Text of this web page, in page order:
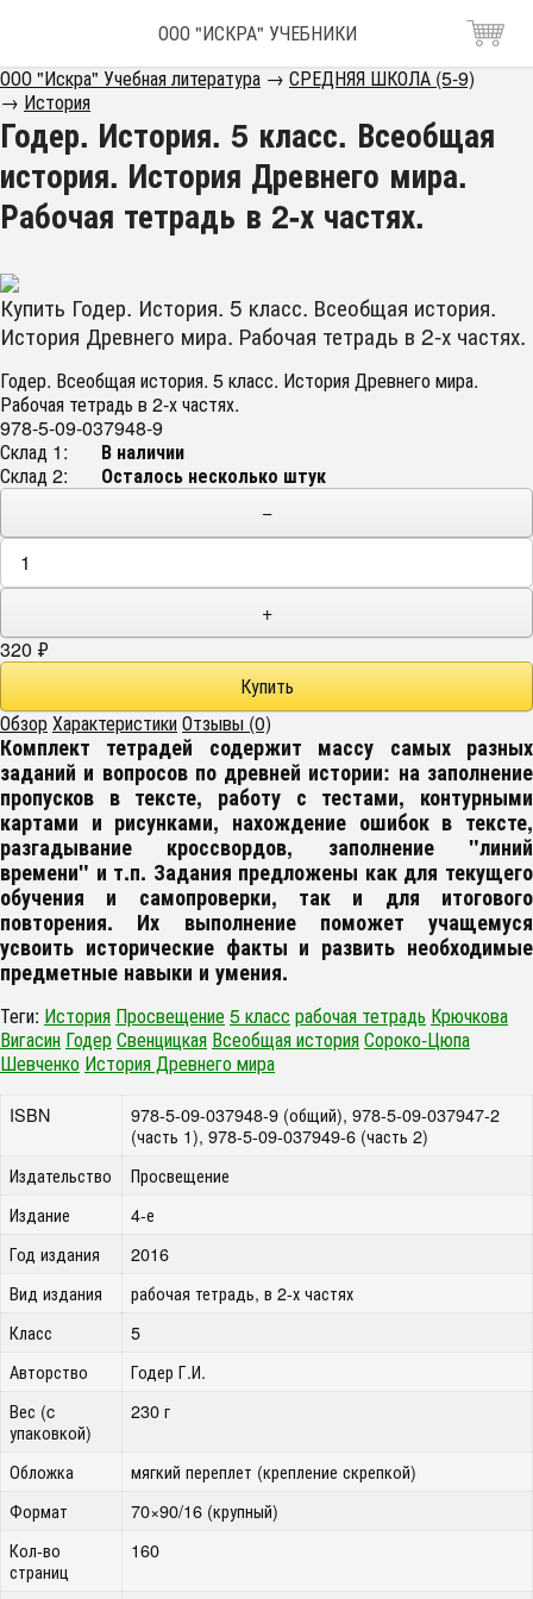
ООО "ИСКРА" УЧЕБНИКИ
ООО "Искра" Учебная литература → СРЕДНЯЯ ШКОЛА (5-9)
→ История
Годер. История. 5 класс. Всеобщая
история. История Древнего мира.
Рабочая тетрадь в 2-х частях.
Купить Годер. История. 5 класс. Всеобщая история.
История Древнего мира. Рабочая тетрадь в 2-х частях.
Годер. Всеобщая история. 5 класс. История Древнего мира.
Рабочая тетрадь в 2-х частях.
978-5-09-037948-9
Склад 1:
В наличии
Склад 2:
Осталось несколько штук
−
+
320 ₽
ОбзорХарактеристикиОтзывы (0)
Комплект тетрадей содержит массу самых разных
заданий и вопросов по древней истории: на заполнение
пропусков в тексте, работу с тестами, контурными
картами и рисунками, нахождение ошибок в тексте,
разгадывание кроссвордов, заполнение "линий
времени" и т.п. Задания предложены как для текущего
обучения и самопроверки, так и для итогового
повторения. Их выполнение поможет учащемуся
усвоить исторические факты и развить необходимые
предметные навыки и умения.
Теги: История Просвещение5 класс рабочая тетрадь Крючкова
Вигасин ГодерСвенцицкая Всеобщая историяСороко-Цюпа
Шевченко История Древнего мира
ISBN
978-5-09-037948-9 (общий), 978-5-09-037947-2
(часть 1), 978-5-09-037949-6 (часть 2)
Издательство
Просвещение
Издание
4-е
Год издания
2016
Вид издания
рабочая тетрадь, в 2-х частях
Класс
5
Авторство
Годер Г.И.
Вес (c
упаковкой)
230 г
Обложка
мягкий переплет (крепление скрепкой)
Формат
70×90/16 (крупный)
Кол-во
страниц
160